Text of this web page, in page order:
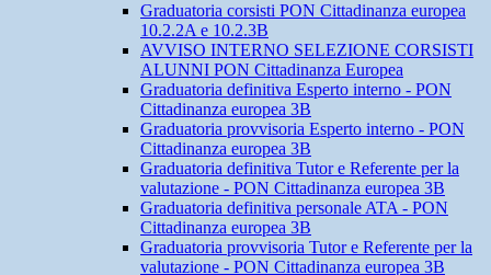
Graduatoria corsisti PON Cittadinanza europea
10.2.2A e 10.2.3B
AVVISO INTERNO SELEZIONE CORSISTI
ALUNNI PON Cittadinanza Europea
Graduatoria definitiva Esperto interno - PON
Cittadinanza europea 3B
Graduatoria provvisoria Esperto interno - PON
Cittadinanza europea 3B
Graduatoria definitiva Tutor e Referente per la
valutazione - PON Cittadinanza europea 3B
Graduatoria definitiva personale ATA - PON
Cittadinanza europea 3B
Graduatoria provvisoria Tutor e Referente per la
valutazione - PON Cittadinanza europea 3B